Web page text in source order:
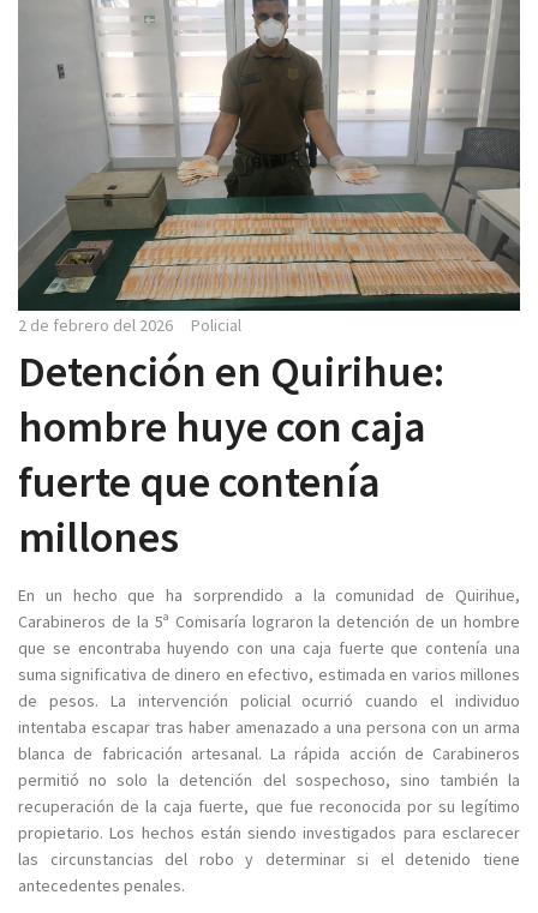
2 de febrero del 2026 Policial
Detención en Quirihue:
hombre huye con caja
fuerte que contenía
millones
En un hecho que ha sorprendido a la comunidad de Quirihue,
Carabineros de la 5ª Comisaría lograron la detención de un hombre
que se encontraba huyendo con una caja fuerte que contenía una
suma significativa de dinero en efectivo, estimada en varios millones
de pesos. La intervención policial ocurrió cuando el individuo
intentaba escapar tras haber amenazado a una persona con un arma
blanca de fabricación artesanal. La rápida acción de Carabineros
permitió no solo la detención del sospechoso, sino también la
recuperación de la caja fuerte, que fue reconocida por su legítimo
propietario. Los hechos están siendo investigados para esclarecer
las circunstancias del robo y determinar si el detenido tiene
antecedentes penales.